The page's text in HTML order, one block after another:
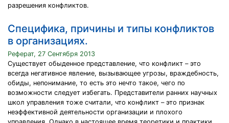
разрешения конфликтов.
Специфика, причины и типы конфликтов
в организациях.
Реферат, 27 Сентября 2013
Существует обыденное представление, что конфликт – это
всегда негативное явление, вызывающее угрозы, враждебность,
обиды, непонимание, то есть это нечто такое, чего по
возможности следует избегать. Представители ранних научных
школ управления тоже считали, что конфликт – это признак
неэффективной деятельности организации и плохого